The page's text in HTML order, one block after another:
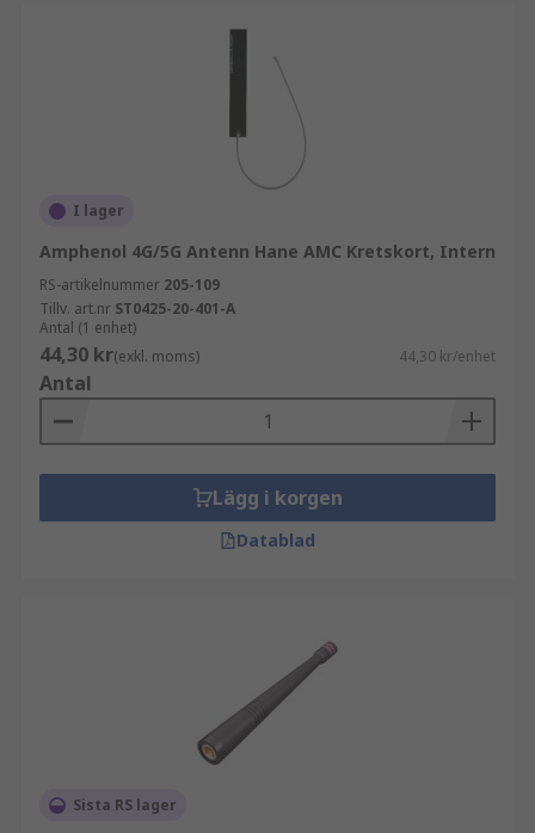
I lager
Amphenol 4G/5G Antenn Hane AMC Kretskort, Intern
RS-artikelnummer 205-109
Tillv. art.nr ST0425-20-401-A
Antal (1 enhet)
44,30 kr(exkl. moms) 44,30 kr/enhet
Antal
Lägg i korgen
Datablad
Sista RS lager